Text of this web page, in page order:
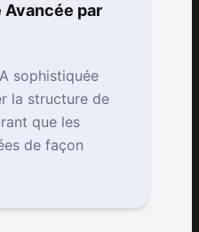
Avancée par
sophistiquée
la structure de
que les
de façon